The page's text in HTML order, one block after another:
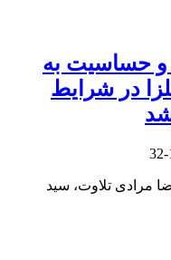
و حساسیت به
در شرایط
مرادی تلاوت، سید